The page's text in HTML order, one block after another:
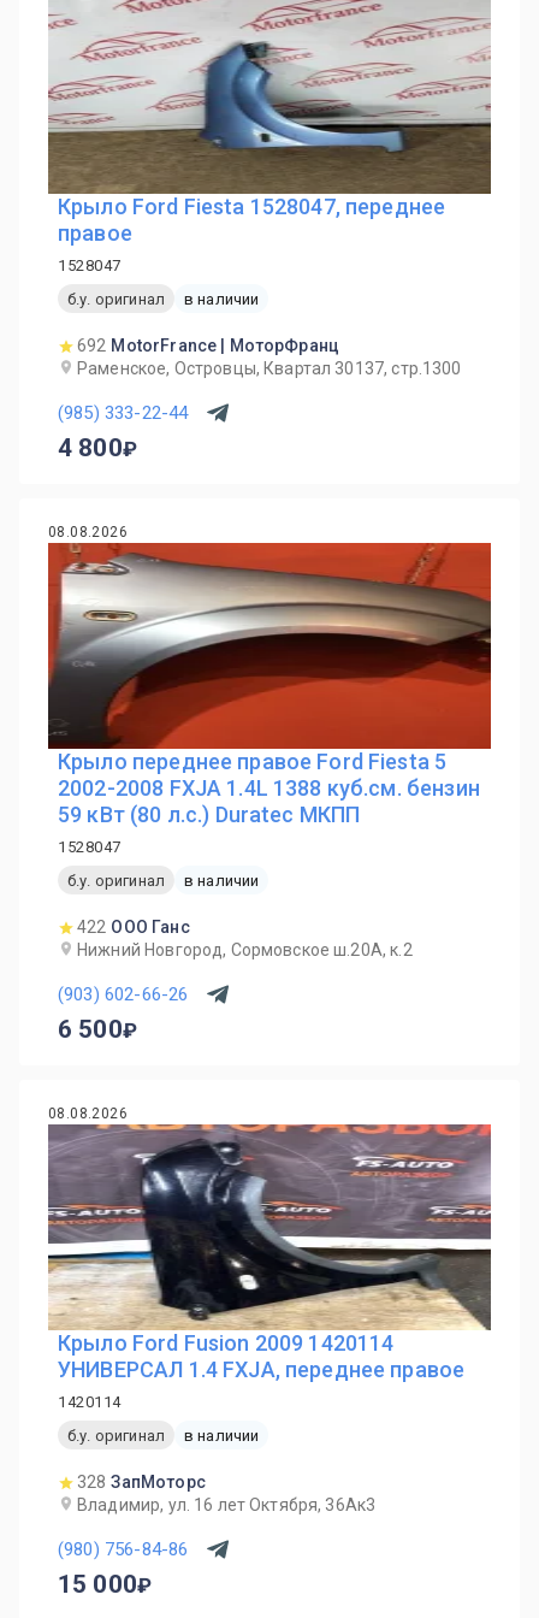
Крыло Ford Fiesta 1528047, переднее
правое
1528047
б.у. оригинал
в наличии
692 MotorFrance | МоторФранц
Раменское, Островцы, Квартал 30137, стр.1300
(985) 333-22-44
4 800
08.08.2026
Крыло переднее правое Ford Fiesta 5
2002-2008 FXJA 1.4L 1388 куб.см. бензин
59 кВт (80 л.с.) Duratec МКПП
1528047
б.у. оригинал
в наличии
422 ООО Ганс
Нижний Новгород, Сормовское ш.20А, к.2
(903) 602-66-26
6 500
08.08.2026
Крыло Ford Fusion 2009 1420114
УНИВЕРСАЛ 1.4 FXJA, переднее правое
1420114
б.у. оригинал
в наличии
328 ЗапМоторс
Владимир, ул. 16 лет Октября, 36Ак3
(980) 756-84-86
15 000